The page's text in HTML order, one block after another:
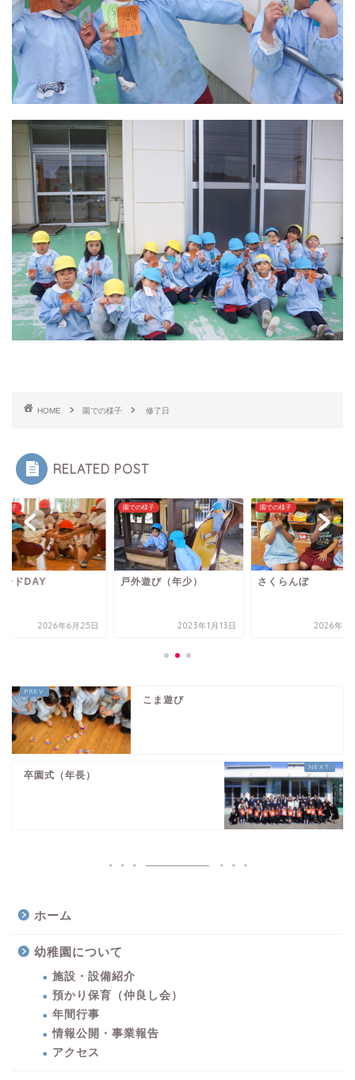
HOME 園での様子 修了日
RELATED POST
様子
遊び（年少）
2023年1月13日
園での様子
さくらんぼ
2026年6月19日
園での様子
フレンドDAY
2026年6
こま遊び
卒園式（年長）
ホーム
幼稚園について
施設・設備紹介
預かり保育（仲良し会）
年間行事
情報公開・事業報告
アクセス